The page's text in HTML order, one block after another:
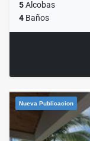
5Alcobas
4 Baños
Nueva Publicacion